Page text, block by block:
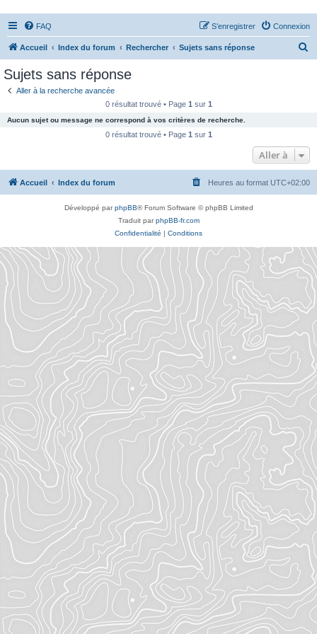
FAQ Connexion
S’enregistrer
Accueil Index du forum Rechercher Sujets sans réponse
c
e
Sujets sans réponse
Aller à la recherche avancée
0 résultat trouvé • Page 1 sur 1
Aucun sujet ou message ne correspond à vos critères de recherche.
0 résultat trouvé • Page 1 sur 1
Aller à
Accueil Index du forum Heures au format UTC+02:00
Développé parphpBB® Forum Software © phpBB Limited
Traduit parphpBB-fr.com
Confidentialité | Conditions